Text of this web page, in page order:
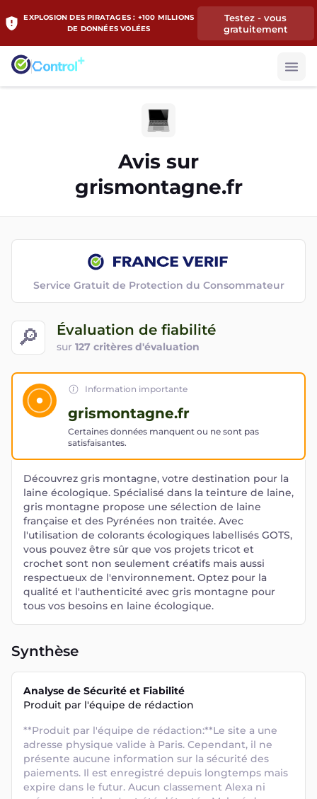
EXPLOSION DES PIRATAGES : +100 MILLIONS
DE DONNÉES VOLÉES
Testez - vous
gratuitement
Avis sur
grismontagne.fr
🔎 Évaluation de fiabilité
sur 127 critères d'évaluation
Service Gratuit de Protection du Consommateur
Information importante
grismontagne.fr
Certaines données manquent ou ne sont pas
satisfaisantes.
Découvrez gris montagne, votre destination pour la
laine écologique. Spécialisé dans la teinture de laine,
gris montagne propose une sélection de laine
française et des Pyrénées non traitée. Avec
l'utilisation de colorants écologiques labellisés GOTS,
vous pouvez être sûr que vos projets tricot et
crochet sont non seulement créatifs mais aussi
respectueux de l'environnement. Optez pour la
qualité et l'authenticité avec gris montagne pour
tous vos besoins en laine écologique.
Synthèse
Analyse de Sécurité et Fiabilité
Produit par l'équipe de rédaction
**Produit par l'équipe de rédaction:**Le site a une
adresse physique valide à Paris. Cependant, il ne
présente aucune information sur la sécurité des
paiements. Il est enregistré depuis longtemps mais
expire dans le futur. Aucun classement Alexa ni